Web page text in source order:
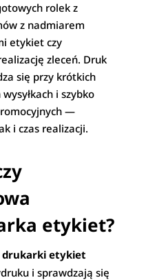
rolek z
z nadmiarem
etykiet czy
zleceń. Druk
się przy krótkich
i szybko
—
i czas realizacji.
etykiet?
etykiet
i sprawdzają się